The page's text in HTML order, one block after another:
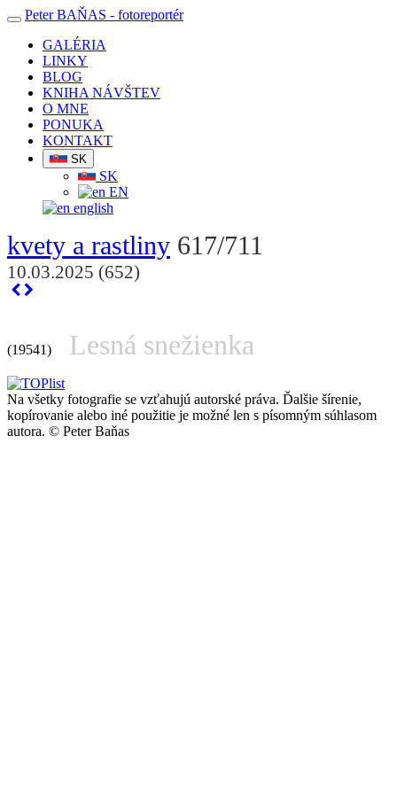
Peter BAŇAS - fotoreportér
GALÉRIA
LINKY
BLOG
KNIHA NÁVŠTEV
O MNE
PONUKA
KONTAKT
SK
SK
EN
english
kvety a rastliny 617/711
10.03.2025 (652)
(19541) Lesná snežienka
Na všetky fotografie se vzťahujú autorské práva. Ďalšie šírenie,
kopírovanie alebo iné použitie je možné len s písomným súhlasom
autora. © Peter Baňas